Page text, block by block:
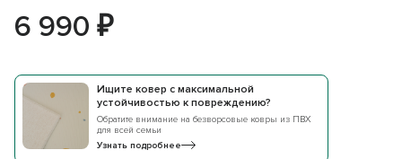
6 990 ₽
Ищите ковер с максимальной
устойчивостью к повреждению?
Обратите внимание на безворсовые ковры из ПВХ
для всей семьи
Узнать подробнее